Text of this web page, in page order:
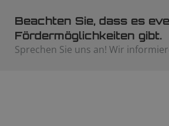
Beachten Sie, dass es
Fördermöglichkeiten gibt.
Sprechen Sie uns an! Wir